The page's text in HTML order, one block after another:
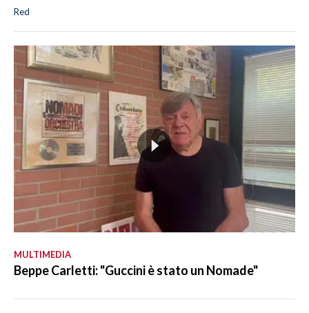
Red
MULTIMEDIA
Beppe Carletti: "Guccini è stato un Nomade"